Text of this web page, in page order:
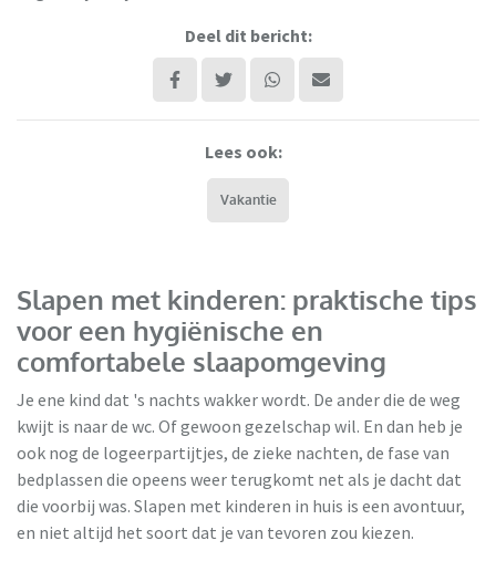
Deel dit bericht:
Lees ook:
Vakantie
HBeds
Slapen met kinderen: praktische tips
voor een hygiënische en
comfortabele slaapomgeving
Je ene kind dat 's nachts wakker wordt. De ander die de weg
kwijt is naar de wc. Of gewoon gezelschap wil. En dan heb je
ook nog de logeerpartijtjes, de zieke nachten, de fase van
bedplassen die opeens weer terugkomt net als je dacht dat
die voorbij was. Slapen met kinderen in huis is een avontuur,
en niet altijd het soort dat je van tevoren zou kiezen.